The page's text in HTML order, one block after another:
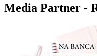
Media Partner -